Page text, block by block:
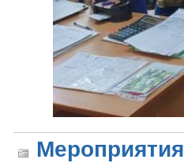
Мероприятия